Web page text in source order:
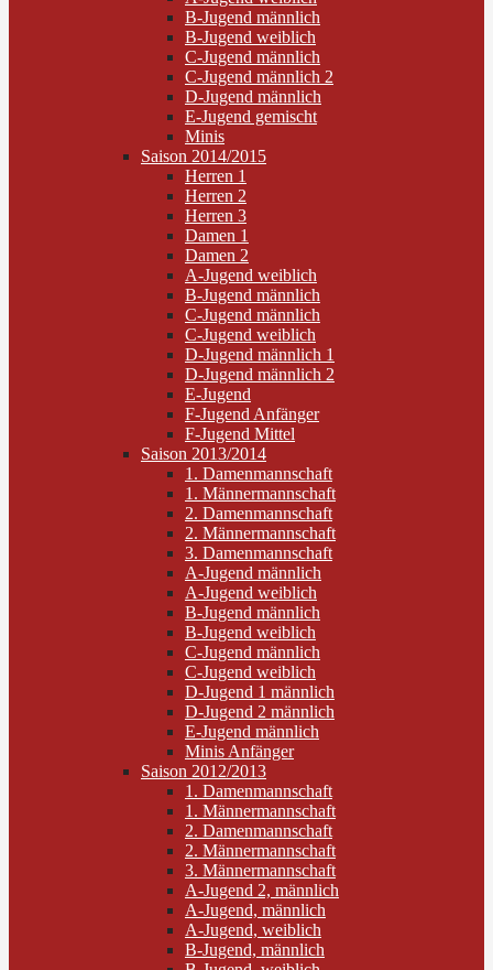
B-Jugend männlich
B-Jugend weiblich
C-Jugend männlich
C-Jugend männlich 2
D-Jugend männlich
E-Jugend gemischt
Minis
Saison 2014/2015
Herren 1
Herren 2
Herren 3
Damen 1
Damen 2
A-Jugend weiblich
B-Jugend männlich
C-Jugend männlich
C-Jugend weiblich
D-Jugend männlich 1
D-Jugend männlich 2
E-Jugend
F-Jugend Anfänger
F-Jugend Mittel
Saison 2013/2014
1. Damenmannschaft
1. Männermannschaft
2. Damenmannschaft
2. Männermannschaft
3. Damenmannschaft
A-Jugend männlich
A-Jugend weiblich
B-Jugend männlich
B-Jugend weiblich
C-Jugend männlich
C-Jugend weiblich
D-Jugend 1 männlich
D-Jugend 2 männlich
E-Jugend männlich
Minis Anfänger
Saison 2012/2013
1. Damenmannschaft
1. Männermannschaft
2. Damenmannschaft
2. Männermannschaft
3. Männermannschaft
A-Jugend 2, männlich
A-Jugend, männlich
A-Jugend, weiblich
B-Jugend, männlich